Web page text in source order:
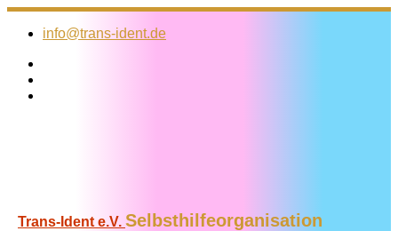
Zum
Inhalt
info@trans-ident.de
Trans-Ident e.V. Selbsthilfeorganisation